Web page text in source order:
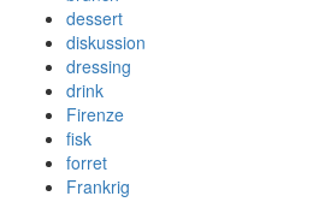
dessert
diskussion
dressing
drink
Firenze
fisk
forret
Frankrig